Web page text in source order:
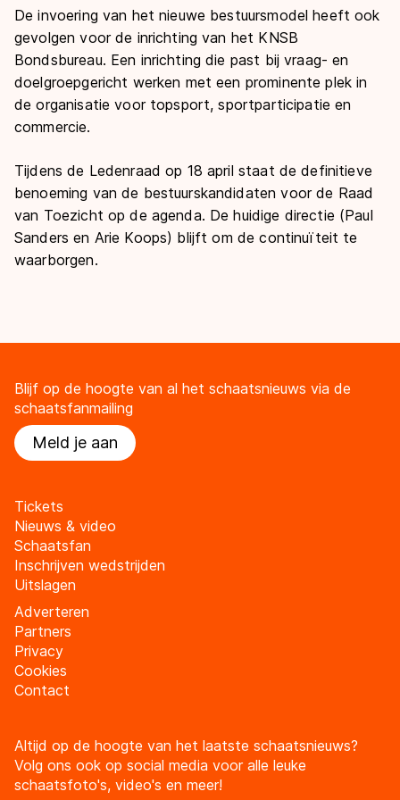
De invoering van het nieuwe bestuursmodel heeft ook
gevolgen voor de inrichting van het KNSB
Bondsbureau. Een inrichting die past bij vraag- en
doelgroepgericht werken met een prominente plek in
de organisatie voor topsport, sportparticipatie en
commercie.
Tijdens de Ledenraad op 18 april staat de definitieve
benoeming van de bestuurskandidaten voor de Raad
van Toezicht op de agenda. De huidige directie (Paul
Sanders en Arie Koops) blijft om de continuïteit te
waarborgen.
Blijf op de hoogte van al het schaatsnieuws via de
schaatsfanmailing
Meld je aan
Tickets
Nieuws & video
Schaatsfan
Inschrijven wedstrijden
Uitslagen
Adverteren
Partners
Privacy
Cookies
Contact
Altijd op de hoogte van het laatste schaatsnieuws?
Volg ons ook op social media voor alle leuke
schaatsfoto's, video's en meer!